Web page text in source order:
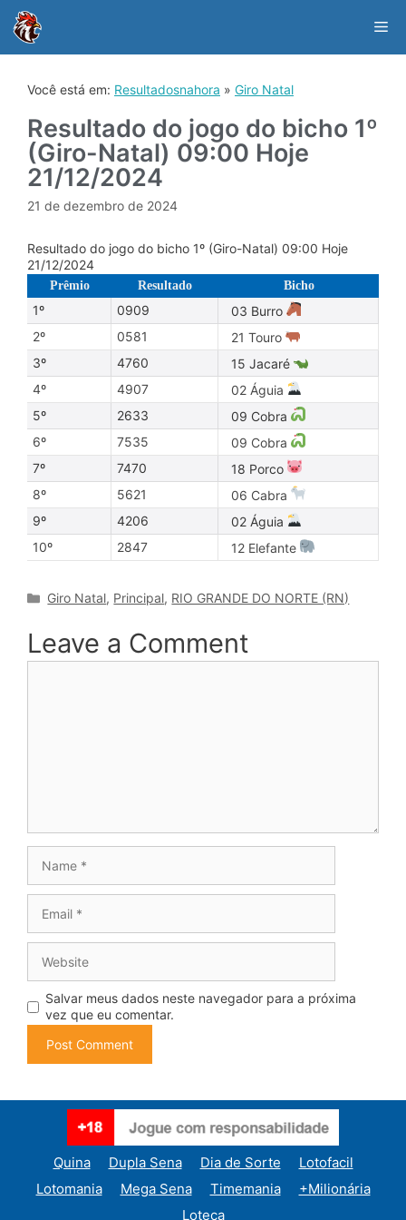
content
Você está em: Resultadosnahora » Giro Natal
Resultado do jogo do bicho 1º
(Giro-Natal) 09:00 Hoje
21/12/2024
21 de dezembro de 2024
Resultado do jogo do bicho 1º (Giro-Natal) 09:00 Hoje
21/12/2024
Prêmio Resultado Bicho
1º 0909
03 Burro
2º
0581
21 Touro
3º
4760
15 Jacaré
4º
4907
02 Águia
5º
2633
09 Cobra
6º
7535
09 Cobra
7º
7470
18 Porco
8º
5621
06 Cabra
9º
4206
02 Águia
10º
2847 12 Elefante
Categories
Giro Natal, Principal, RIO GRANDE DO NORTE (RN)
Leave a Comment
Salvar meus dados neste navegador para a próxima
vez que eu comentar.
Quina Dupla Sena Dia de Sorte
Lotofacil
Lotomania
Mega Sena Timemania
+Milionária
Loteca